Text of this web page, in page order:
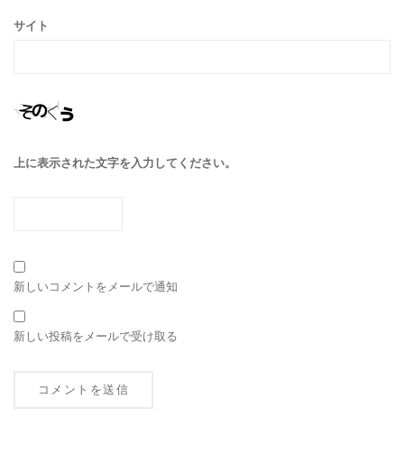
サイト
上に表示された文字を入力してください。
新しいコメントをメールで通知
新しい投稿をメールで受け取る